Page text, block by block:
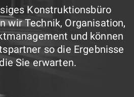
Konstruktionsbüro
wir Technik, Organisation,
und können
so die Ergebnisse
Sie erwarten.